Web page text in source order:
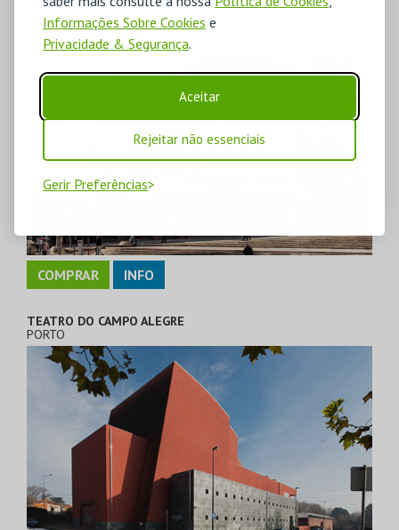
Informações Sobre Cookies e
Privacidade & Segurança.
Aceitar
Rejeitar não essenciais
Gerir Preferências
TEATRO MUNICIPAL RIVOLI
PORTO
COMPRAR INFO
TEATRO DO CAMPO ALEGRE
PORTO